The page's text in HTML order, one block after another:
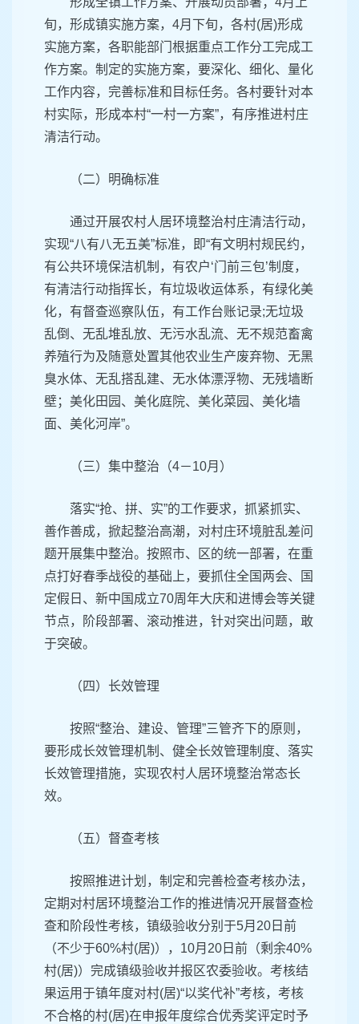
旬，形成镇实施方案，4月下旬，各村(居)形成
实施方案，各职能部门根据重点工作分工完成工
作方案。制定的实施方案，要深化、细化、量化
工作内容，完善标准和目标任务。各村要针对本
村实际，形成本村“一村一方案”，有序推进村庄
清洁行动。
（二）明确标准
通过开展农村人居环境整治村庄清洁行动，
实现“八有八无五美”标准，即“有文明村规民约，
有公共环境保洁机制，有农户‘门前三包’制度，
有清洁行动指挥长，有垃圾收运体系，有绿化美
化，有督查巡察队伍，有工作台账记录;无垃圾
乱倒、无乱堆乱放、无污水乱流、无不规范畜禽
养殖行为及随意处置其他农业生产废弃物、无黑
臭水体、无乱搭乱建、无水体漂浮物、无残墙断
壁；美化田园、美化庭院、美化菜园、美化墙
面、美化河岸”。
（三）集中整治（4－10月）
落实“抢、拼、实”的工作要求，抓紧抓实、
善作善成，掀起整治高潮，对村庄环境脏乱差问
题开展集中整治。按照市、区的统一部署，在重
点打好春季战役的基础上，要抓住全国两会、国
定假日、新中国成立70周年大庆和进博会等关键
节点，阶段部署、滚动推进，针对突出问题，敢
于突破。
（四）长效管理
按照“整治、建设、管理”三管齐下的原则，
要形成长效管理机制、健全长效管理制度、落实
长效管理措施，实现农村人居环境整治常态长
效。
（五）督查考核
按照推进计划，制定和完善检查考核办法，
定期对村居环境整治工作的推进情况开展督查检
查和阶段性考核，镇级验收分别于5月20日前
（不少于60%村(居)），10月20日前（剩余40%
村(居)）完成镇级验收并报区农委验收。考核结
果运用于镇年度对村(居)“以奖代补”考核，考核
不合格的村(居)在申报年度综合优秀奖评定时予